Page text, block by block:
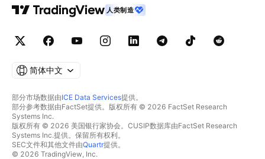
人类制造
简体中文
部分市场数据由ICE Data Services提供。
部分参考数据由FactSet提供。版权所有 © 2026 FactSet Research
Systems Inc.
版权所有 © 2026 美国银行家协会。CUSIP数据库由FactSet Research
Systems Inc.提供。保留所有权利。
SEC文件和其他文件由Quartr提供。
© 2026 TradingView, Inc.